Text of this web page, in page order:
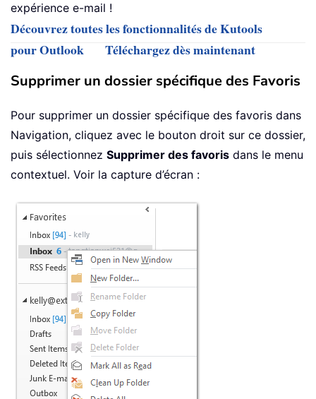
expérience e-mail !
Découvrez toutes les fonctionnalités de Kutools
pour Outlook
Téléchargez dès maintenant
Supprimer un dossier spécifique des Favoris
Pour supprimer un dossier spécifique des favoris dans
Navigation, cliquez avec le bouton droit sur ce dossier,
puis sélectionnez Supprimer des favoris dans le menu
contextuel. Voir la capture d’écran :